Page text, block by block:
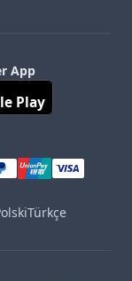
App
Play
Türkçe